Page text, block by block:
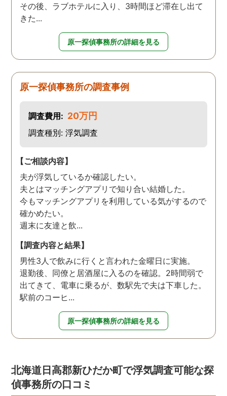
その後、ラブホテルに入り、3時間ほど滞在し出て
きた...
原一探偵事務所の詳細を見る
原一探偵事務所の調査事例
調査費用: 20万円
調査種別: 浮気調査
【ご相談内容】
夫が浮気しているか確認したい。
夫とはマッチングアプリで知り合い結婚した。
今もマッチングアプリを利用している気がするので
確かめたい。
週末に友達と飲...
【調査内容と結果】
男性3人で飲みに行くと言われた金曜日に実施。
退勤後、同僚と居酒屋に入るのを確認。2時間弱で
出てきて、電車に乗るが、数駅先で夫は下車した。
駅前のコーヒ...
原一探偵事務所の詳細を見る
北海道日高郡新ひだか町で浮気調査可能な探
偵事務所の口コミ